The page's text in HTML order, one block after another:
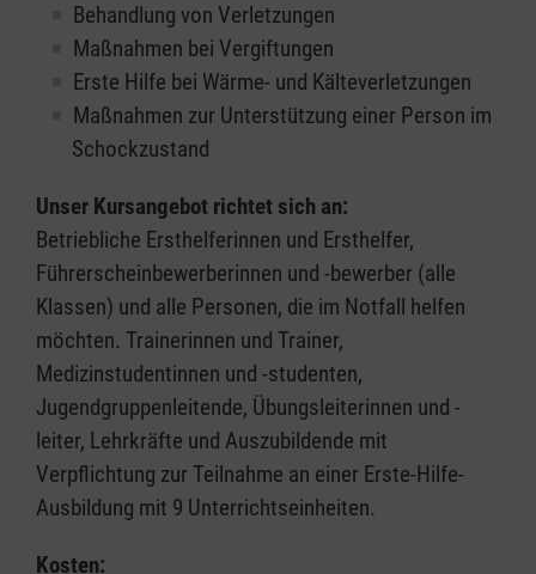
Behandlung von Verletzungen
Maßnahmen bei Vergiftungen
Erste Hilfe bei Wärme- und Kälteverletzungen
Maßnahmen zur Unterstützung einer Person im
Schockzustand
Unser Kursangebot richtet sich an:
Betriebliche Ersthelferinnen und Ersthelfer,
Führerscheinbewerberinnen und -bewerber (alle
Klassen) und alle Personen, die im Notfall helfen
möchten. Trainerinnen und Trainer,
Medizinstudentinnen und -studenten,
Jugendgruppenleitende, Übungsleiterinnen und -
leiter, Lehrkräfte und Auszubildende mit
Verpflichtung zur Teilnahme an einer Erste-Hilfe-
Ausbildung mit 9 Unterrichtseinheiten.
Kosten: